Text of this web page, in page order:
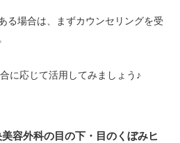
る場合は、まずカウンセリングを受
に応じて活用してみましょう♪
容外科の目の下・目のくぼみヒ